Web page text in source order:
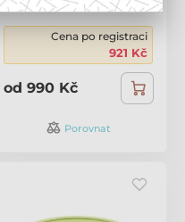
Skladem ,zítra 9. 8. u vás
Cena po registraci
921 Kč
od 990 Kč
Porovnat